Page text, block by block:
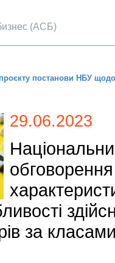
(АСБ)
постанови НБУ щодо
29.06.2023
за